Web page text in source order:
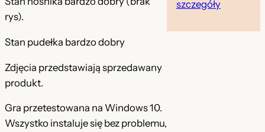
ł
rys).
Stan pudełka bardzo dobry
Zdjęcia przedstawiają sprzedawany
produkt.
Gra przetestowana na Windows 10.
Wszystko instaluje się bez problemu,
szczegóły